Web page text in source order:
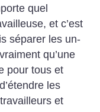
quel
et c’est
séparer les un-
qu’une
pour tous et
les
et